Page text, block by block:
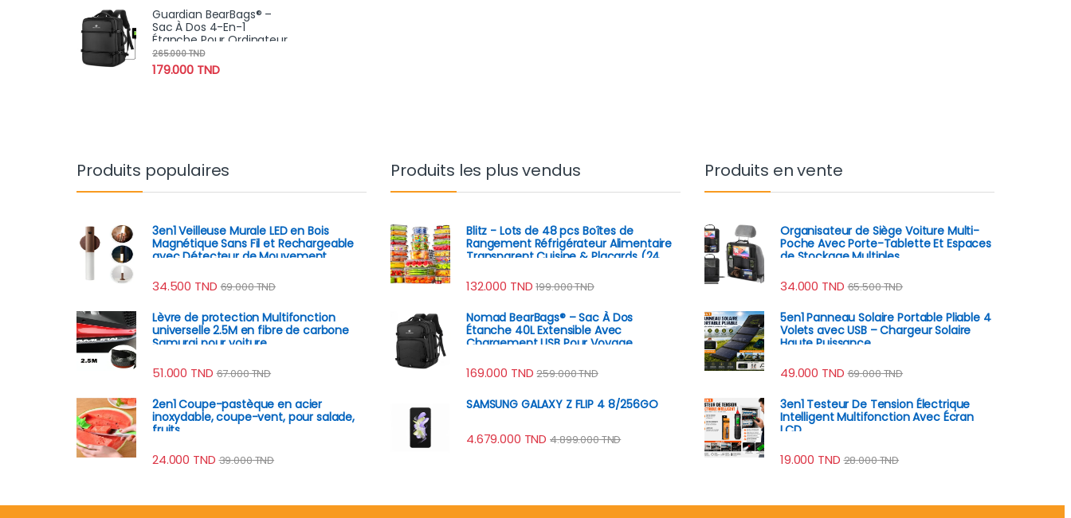
Guardian BearBags® –
Sac À Dos 4-En-1
Étanche Pour Ordinateur
Portable Avec
Chargement USB Pour
Voyage
179.000 TND
265.000TND
Produits populaires
3en1 Veilleuse Murale LED en Bois
Magnétique Sans Fil et Rechargeable
avec Détecteur de Mouvement
34.500 TND 69.000TND
Lèvre de protection Multifonction
universelle 2.5M en fibre de carbone
Samurai pour voiture
51.000 TND 67.000TND
2en1 Coupe-pastèque en acier
inoxydable, coupe-vent, pour salade,
fruits
24.000 TND 39.000TND
Produits les plus vendus
Blitz - Lots de 48 pcs Boîtes de
Rangement Réfrigérateur Alimentaire
Transparent Cuisine & Placards (24
132.000 TND 199.000TND
Nomad BearBags® – Sac À Dos
Étanche 40L Extensible Avec
Chargement USB Pour Voyage
169.000 TND 259.000TND
SAMSUNG GALAXY Z FLIP 4 8/256GO
4.679.000 TND 4.899.000TND
Produits en vente
Organisateur de Siège Voiture Multi-
Poche Avec Porte-Tablette Et Espaces
de Stockage Multiples
34.000 TND 65.500TND
5en1 Panneau Solaire Portable Pliable 4
Volets avec USB – Chargeur Solaire
Haute Puissance
49.000 TND 69.000TND
3en1 Testeur De Tension Électrique
Intelligent Multifonction Avec Écran
LCD
19.000 TND 28.000TND